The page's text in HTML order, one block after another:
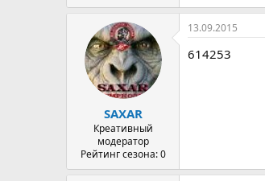
SAXAR
Креативный
модератор
Рейтинг сезона: 0
13.09.2015
614253